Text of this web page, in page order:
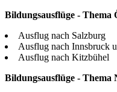
Bildungsausflüge - Thema
Ausflug nach Salzburg
Ausflug nach Innsbruck
Ausflug nach Kitzbühel
Bildungsausflüge - Thema